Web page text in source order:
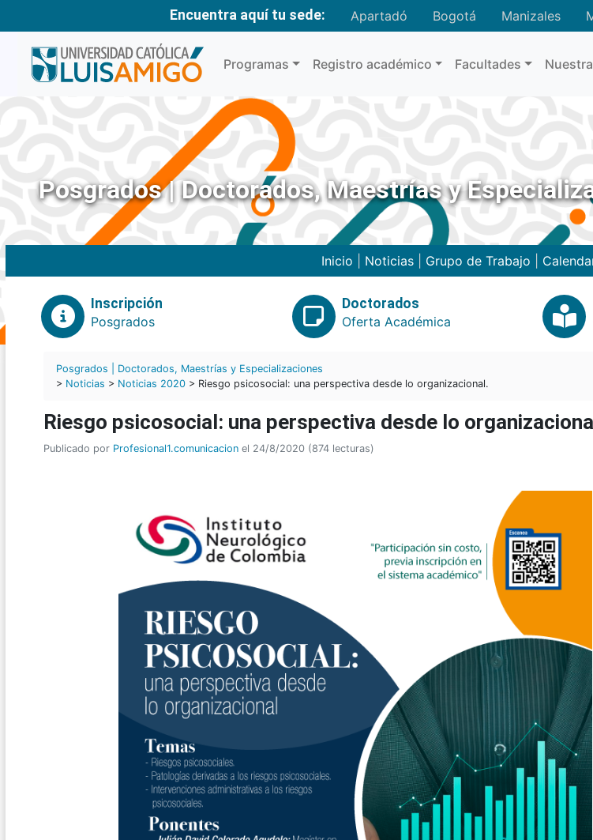
Encuentra aquí tu sede: Apartadó Bogotá Manizales
Programas Registro académico Facultades
Posgrados | Doctorados, Maestrías y
Inicio Noticias| Grupo de Trabajo
Inscripción
Posgrados
Doctorados
Oferta Académica
Posgrados | Doctorados, Maestrías y Especializaciones
> Noticias > Noticias 2020 > Riesgo psicosocial: una perspectiva desde lo organizacional.
Riesgo psicosocial: una perspectiva desde lo
Publicado por Profesional1.comunicacion el 24/8/2020 (874 lecturas)